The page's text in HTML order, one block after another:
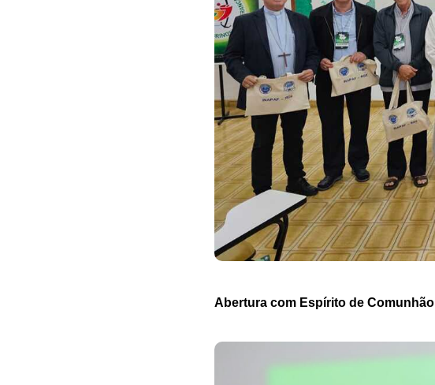
Abertura com Espírito de Comunhão